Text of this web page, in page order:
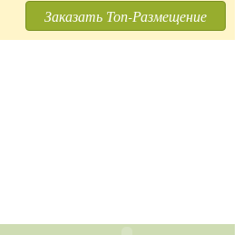
Заказать Топ-Размещение